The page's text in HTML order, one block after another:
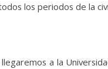
los periodos de la
llegaremos a la